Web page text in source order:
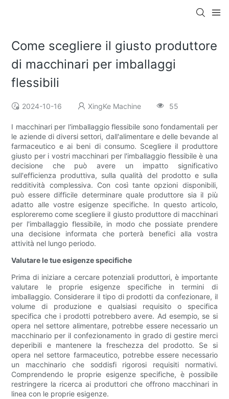
Come scegliere il giusto produttore
di macchinari per imballaggi
flessibili
2024-10-16 XingKe Machine 55
I macchinari per l'imballaggio flessibile sono fondamentali per
le aziende di diversi settori, dall'alimentare e delle bevande al
farmaceutico e ai beni di consumo. Scegliere il produttore
giusto per i vostri macchinari per l'imballaggio flessibile è una
decisione che può avere un impatto significativo
sull'efficienza produttiva, sulla qualità del prodotto e sulla
redditività complessiva. Con così tante opzioni disponibili,
può essere difficile determinare quale produttore sia il più
adatto alle vostre esigenze specifiche. In questo articolo,
esploreremo come scegliere il giusto produttore di macchinari
per l'imballaggio flessibile, in modo che possiate prendere
una decisione informata che porterà benefici alla vostra
attività nel lungo periodo.
Valutare le tue esigenze specifiche
Prima di iniziare a cercare potenziali produttori, è importante
valutare le proprie esigenze specifiche in termini di
imballaggio. Considerare il tipo di prodotti da confezionare, il
volume di produzione e qualsiasi requisito o specifica
specifica che i prodotti potrebbero avere. Ad esempio, se si
opera nel settore alimentare, potrebbe essere necessario un
macchinario per il confezionamento in grado di gestire merci
deperibili e mantenere la freschezza del prodotto. Se si
opera nel settore farmaceutico, potrebbe essere necessario
un macchinario che soddisfi rigorosi requisiti normativi.
Comprendendo le proprie esigenze specifiche, è possibile
restringere la ricerca ai produttori che offrono macchinari in
linea con le proprie esigenze.